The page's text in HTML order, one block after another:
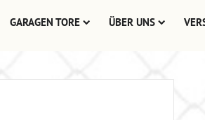
GARAGEN TORE ÜBER UNS